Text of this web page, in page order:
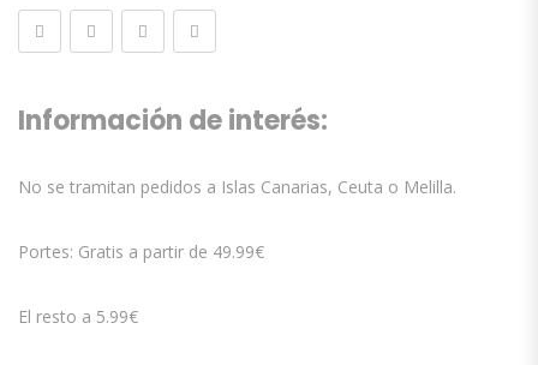
Información de interés:
No se tramitan pedidos a Islas Canarias, Ceuta o Melilla.
Portes: Gratis a partir de 49.99€
El resto a 5.99€